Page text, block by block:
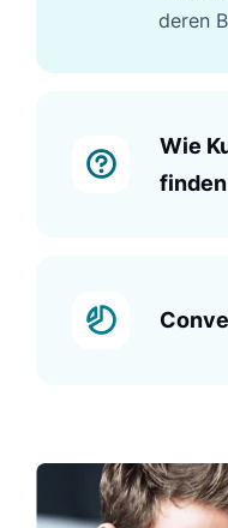
deren
Wie
finden